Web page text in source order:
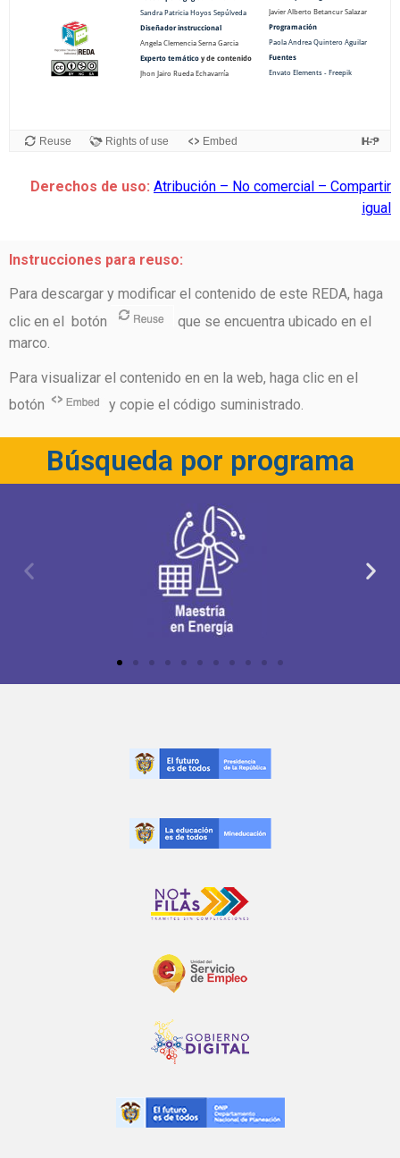
Derechos de uso: Atribución – No comercial – Compartir
igual
Instrucciones para reuso:
Para descargar y modificar el contenido de este REDA, haga
clic en el botón
que se encuentra ubicado en el
marco.
Para visualizar el contenido en en la web, haga clic en el
botón
y copie el código suministrado.
Búsqueda por programa